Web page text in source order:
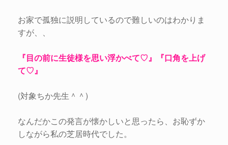
お家で孤独に説明しているので難しいのはわかりま
すが、、
『目の前に生徒様を思い浮かべて♡』『口角を上げ
て♡』
(対象ちか先生＾＾)
なんだかこの発言が懐かしいと思ったら、お恥ずか
しながら私の芝居時代でした。